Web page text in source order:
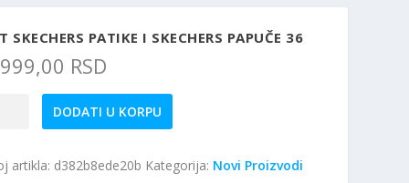
SKECHERS PATIKE I SKECHERS PAPUČE 36
RSD
DODATI U KORPU
artikla: d382b8ede20b Kategorija: Novi Proizvodi